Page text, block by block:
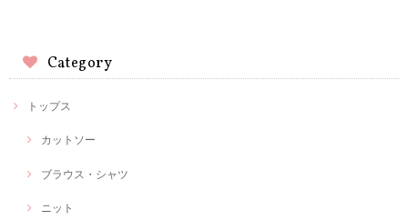
Category
トップス
カットソー
ブラウス・シャツ
ニット